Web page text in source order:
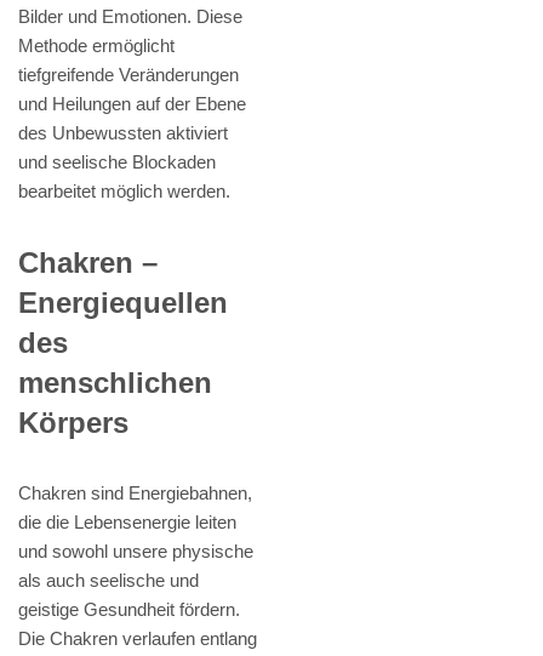
Bilder und Emotionen. Diese
Methode ermöglicht
tiefgreifende Veränderungen
und Heilungen auf der Ebene
des Unbewussten aktiviert
und seelische Blockaden
bearbeitet möglich werden.
Chakren –
Energiequellen
des
menschlichen
Körpers
Chakren sind Energiebahnen,
die die Lebensenergie leiten
und sowohl unsere physische
als auch seelische und
geistige Gesundheit fördern.
Die Chakren verlaufen entlang